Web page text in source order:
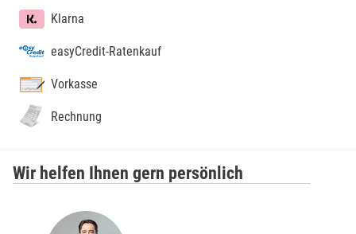
Klarna
easyCredit-Ratenkauf
Vorkasse
Rechnung
Wir helfen Ihnen gern persönlich